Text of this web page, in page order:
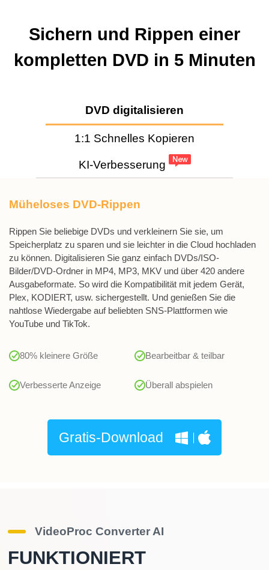
AI Tools Konvertieren Bearbeiten
Sichern und Rippen einer
kompletten DVD in 5 Minuten
DVD digitalisieren
1:1 Schnelles Kopieren
KI-Verbesserung
Müheloses DVD-Rippen
Rippen Sie beliebige DVDs und verkleinern Sie sie, um
Speicherplatz zu sparen und sie leichter in die Cloud hochladen
zu können. Digitalisieren Sie ganz einfach DVDs/ISO-
Bilder/DVD-Ordner in MP4, MP3, MKV und über 420 andere
Ausgabeformate. So wird die Kompatibilität mit jedem Gerät,
Plex, KODIERT, usw. sichergestellt. Und genießen Sie die
nahtlose Wiedergabe auf beliebten SNS-Plattformen wie
YouTube und TikTok.
80% kleinere Größe Bearbeitbar & teilbar
Verbesserte Anzeige Überall abspielen
Gratis-Download
VideoProc Converter AI
FUNKTIONIERT